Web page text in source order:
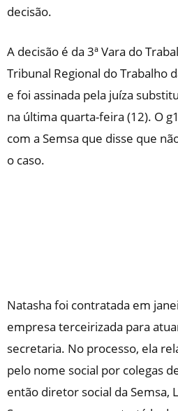
decisão.
A decisão é da 3ª Vara do
Tribunal Regional do Trabalho
e foi assinada pela juíza
na última quarta-feira (12). O g1
com a Semsa que disse que
o caso.
Natasha foi contratada em
empresa terceirizada para
secretaria. No processo, ela
pelo nome social por colegas
então diretor social da Semsa,